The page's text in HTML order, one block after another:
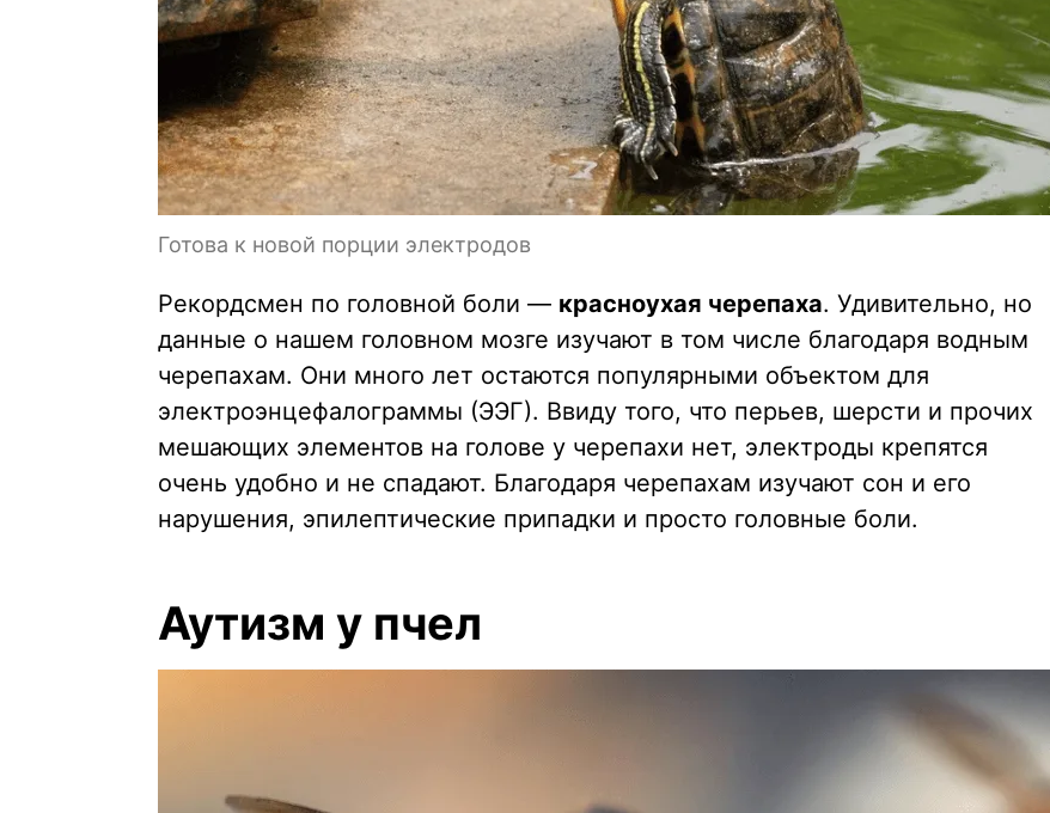
Готова к новой порции электродов
Рекордсмен по головной боли — красноухая черепаха. Удивительно, но
данные о нашем головном мозге изучают в том числе благодаря водным
черепахам. Они много лет остаются популярными объектом для
электроэнцефалограммы (ЭЭГ). Ввиду того, что перьев, шерсти и прочих
мешающих элементов на голове у черепахи нет, электроды крепятся
очень удобно и не спадают. Благодаря черепахам изучают сон и его
нарушения, эпилептические припадки и просто головные боли.
Аутизм у пчел